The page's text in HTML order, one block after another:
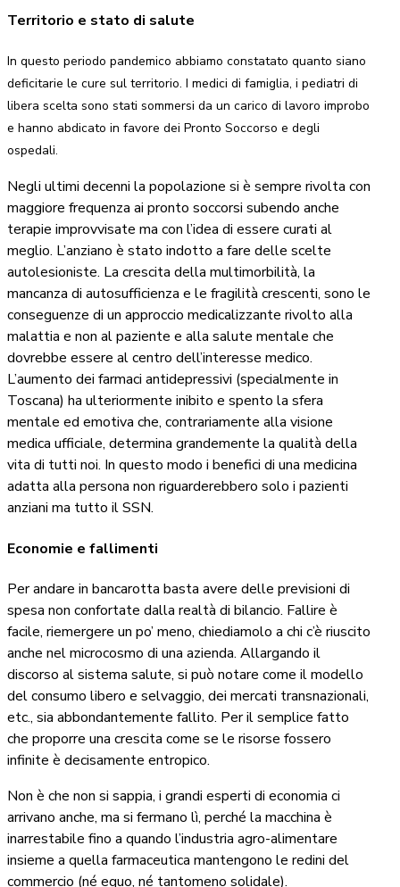
Territorio e stato di salute
In questo periodo pandemico abbiamo constatato quanto siano
deficitarie le cure sul territorio. I medici di famiglia, i pediatri di
libera scelta sono stati sommersi da un carico di lavoro improbo
e hanno abdicato in favore dei Pronto Soccorso e degli
ospedali.
Negli ultimi decenni la popolazione si è sempre rivolta con
maggiore frequenza ai pronto soccorsi subendo anche
terapie improvvisate ma con l’idea di essere curati al
meglio. L’anziano è stato indotto a fare delle scelte
autolesioniste. La crescita della multimorbilità, la
mancanza di autosufficienza e le fragilità crescenti, sono le
conseguenze di un approccio medicalizzante rivolto alla
malattia e non al paziente e alla salute mentale che
dovrebbe essere al centro dell’interesse medico.
L’aumento dei farmaci antidepressivi (specialmente in
Toscana) ha ulteriormente inibito e spento la sfera
mentale ed emotiva che, contrariamente alla visione
medica ufficiale, determina grandemente la qualità della
vita di tutti noi. In questo modo i benefici di una medicina
adatta alla persona non riguarderebbero solo i pazienti
anziani ma tutto il SSN.
Economie e fallimenti
Per andare in bancarotta basta avere delle previsioni di
spesa non confortate dalla realtà di bilancio. Fallire è
facile, riemergere un po’ meno, chiediamolo a chi c’è riuscito
anche nel microcosmo di una azienda. Allargando il
discorso al sistema salute, si può notare come il modello
del consumo libero e selvaggio, dei mercati transnazionali,
etc., sia abbondantemente fallito. Per il semplice fatto
che proporre una crescita come se le risorse fossero
infinite è decisamente entropico.
Non è che non si sappia, i grandi esperti di economia ci
arrivano anche, ma si fermano lì, perché la macchina è
inarrestabile fino a quando l’industria agro-alimentare
insieme a quella farmaceutica mantengono le redini del
commercio (né equo, né tantomeno solidale).